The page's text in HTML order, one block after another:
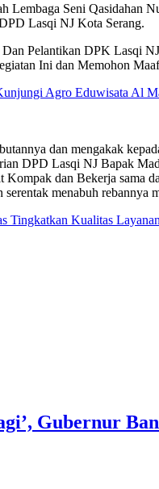
Lembaga Seni Qasidahan
Lasqi NJ Kota Serang.
Pelantikan DPK Lasqi
Ini dan Memohon
Agro Eduwisata Al
dan mengakak
DPD Lasqi NJ Bapak
Kompak dan Bekerja sama
menabuh rebannya
Tingkatkan Kualitas
Gubernur